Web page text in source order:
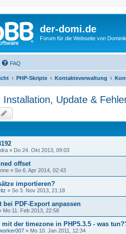
der-domi.de
Forum für die Webseite von
FAQ
PHP-Skripte Kontakteverwaltung
Installation, Update &
» Do 24. Okt 2013, 09:03
offset
» So 6. Apr 2014, 02:43
importieren?
» So 3. Nov 2013, 21:18
bei PDF-Export anpassen
Mo 11. Feb 2013, 22:58
mit der timezone in PHP5.3.5 - was
» Mo 10. Jan 2011, 12:34